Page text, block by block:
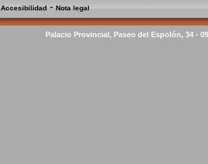
Accesibilidad -Nota legal
Palacio Provincial, Paseo del Espolón, 34 -